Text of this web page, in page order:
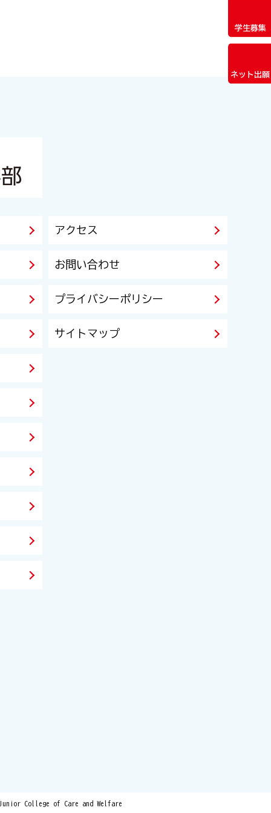
学生募集
ネット出願
アクセス
お問い合わせ
プライバシーポリシー
サイトマップ
College of Care and Welfare